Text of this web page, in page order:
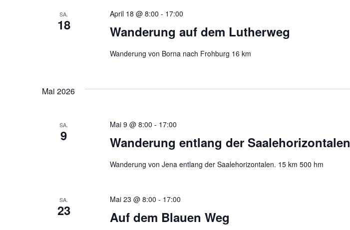
SA.
18 Wanderung auf dem Lutherweg
April 18 @ 8:00 - 17:00
Wanderung von Borna nach Frohburg 16 km
Mai 2026
SA.
9 Wanderung entlang der Saalehorizontalen
Mai 9 @ 8:00 - 17:00
Wanderung von Jena entlang der Saalehorizontalen. 15 km 500 hm
SA.
23 Auf dem Blauen Weg
Mai 23 @ 8:00 - 17:00